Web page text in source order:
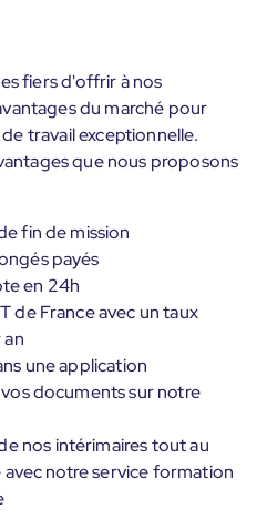
fiers d'offrir à nos
du marché pour
travail exceptionnelle.
que nous proposons
fin de mission
payés
en 24h
de France avec un taux
an
une application
documents sur notre
nos intérimaires tout au
notre service formation